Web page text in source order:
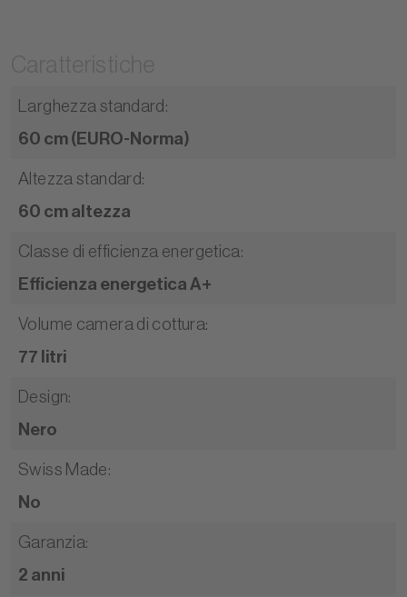
Larghezza standard :
60 cm (EURO-Norma)
Altezza standard:
60 cm altezza
Classe di efficienza energetica:
Efficienza energetica A+
Volume camera di cottura:
77 litri
Design:
Nero
Swiss Made:
No
Garanzia:
2 anni